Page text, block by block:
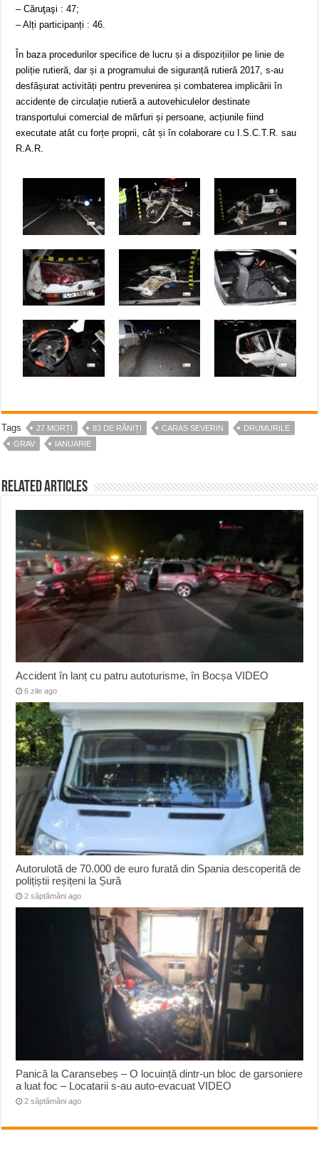
– Căruţaşi : 47;
– Alți participanți : 46.
În baza procedurilor specifice de lucru și a dispozițiilor pe linie de
poliție rutieră, dar și a programului de siguranță rutieră 2017, s-au
desfășurat activități pentru prevenirea și combaterea implicării în
accidente de circulație rutieră a autovehiculelor destinate
transportului comercial de mărfuri și persoane, acțiunile fiind
executate atât cu forțe proprii, cât și în colaborare cu I.S.C.T.R. sau
R.A.R.
Tags 27 MORȚI 83 DE RĂNIȚI CARAS SEVERIN
DRUMURILE
GRAV
IANUARIE
Related Articles
Accident în lanț cu patru autoturisme, în Bocșa VIDEO
6 zile ago
Autorulotă de 70.000 de euro furată din Spania descoperită de
polițiștii reșițeni la Șură
2 săptămâni ago
Panică la Caransebeș – O locuință dintr-un bloc de garsoniere
a luat foc – Locatarii s-au auto-evacuat VIDEO
2 săptămâni ago